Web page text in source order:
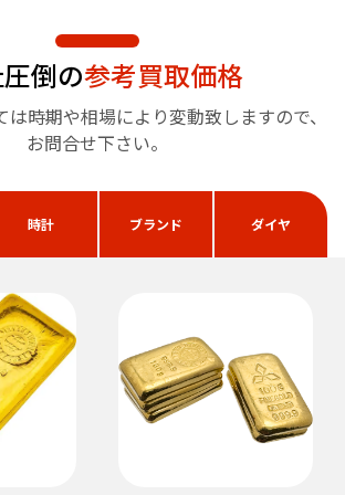
倒の参考買取価格
時期や相場により変動致しますので、
お問合せ下さい。
時計 ブランド ダイヤ